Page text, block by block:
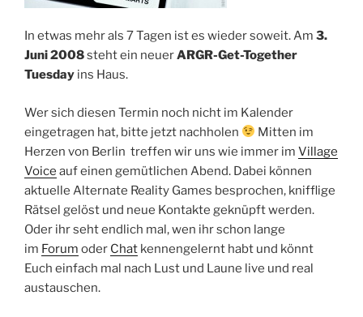
In etwas mehr als 7 Tagen ist es wieder soweit. Am 3.
Juni 2008steht ein neuerARGR-Get-Together
Tuesday ins Haus.
Wer sich diesen Termin noch nicht im Kalender
eingetragen hat, bitte jetzt nachholen
Mitten im
Herzen von Berlin treffen wir uns wie immer im Village
Voice auf einen gemütlichen Abend. Dabei können
aktuelle Alternate Reality Games besprochen, knifflige
Rätsel gelöst und neue Kontakte geknüpft werden.
Oder ihr seht endlich mal, wen ihr schon lange
im Forum oder Chat kennengelernt habt und könnt
Euch einfach mal nach Lust und Laune live und real
austauschen.